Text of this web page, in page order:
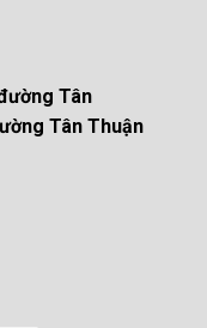
Tân
Tân Thuận